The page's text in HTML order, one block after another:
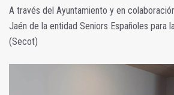
A través del Ayuntamiento y en
Jaén de la entidad Seniors Españoles para
(Secot)